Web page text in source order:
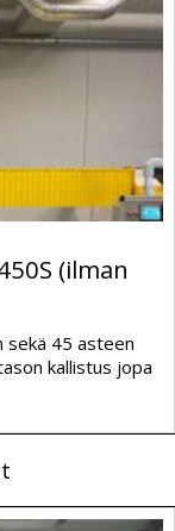
(ilman
sekä 45 asteen
kallistus jopa